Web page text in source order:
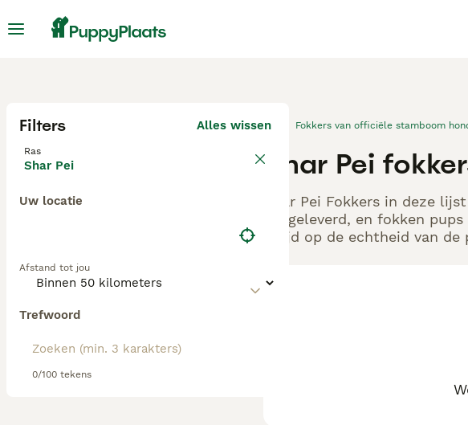
Filters Alles wissen
Ras
Shar Pei
Uw locatie
Afstand tot jou
Trefwoord
0/100 tekens
Fokkers van officiële stamboom
Shar Pei
Shar Pei Fokkers in deze
aangeleverd, en fokken
altijd op de echtheid van